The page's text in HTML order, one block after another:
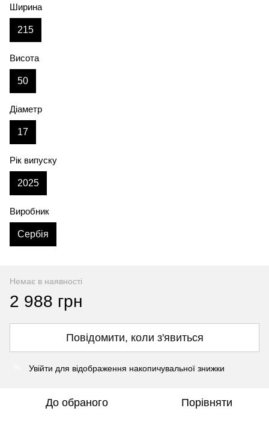
Ширина
215
Висота
50
Діаметр
17
Рік випуску
2025
Виробник
Сербія
Немає в наявності
2 988 грн
Повідомити, коли з'явиться
Увійти для відображення накопичувальної знижки
До обраного Порівняти